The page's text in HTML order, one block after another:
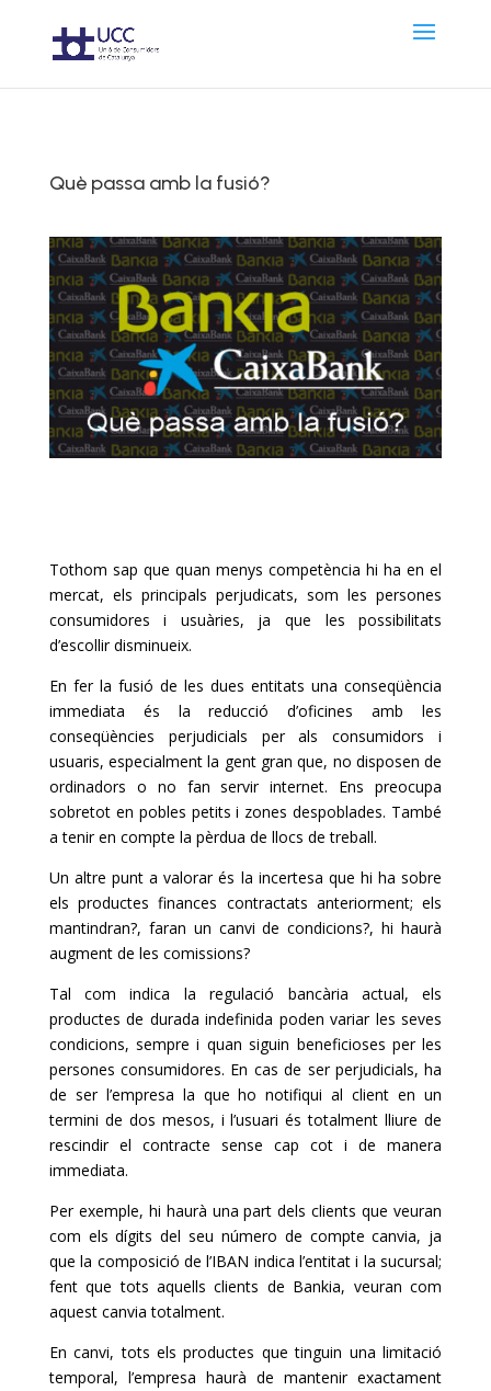
Què passa amb la fusió?
Tothom sap que quan menys competència hi ha en el
mercat, els principals perjudicats, som les persones
consumidores i usuàries, ja que les possibilitats
d’escollir disminueix.
En fer la fusió de les dues entitats una conseqüència
immediata és la reducció d’oficines amb les
conseqüències perjudicials per als consumidors i
usuaris, especialment la gent gran que, no disposen de
ordinadors o no fan servir internet. Ens preocupa
sobretot en pobles petits i zones despoblades. També
a tenir en compte la pèrdua de llocs de treball.
Un altre punt a valorar és la incertesa que hi ha sobre
els productes finances contractats anteriorment; els
mantindran?, faran un canvi de condicions?, hi haurà
augment de les comissions?
Tal com indica la regulació bancària actual, els
productes de durada indefinida poden variar les seves
condicions, sempre i quan siguin beneficioses per les
persones consumidores. En cas de ser perjudicials, ha
de ser l’empresa la que ho notifiqui al client en un
termini de dos mesos, i l’usuari és totalment lliure de
rescindir el contracte sense cap cot i de manera
immediata.
Per exemple, hi haurà una part dels clients que veuran
com els dígits del seu número de compte canvia, ja
que la composició de l’IBAN indica l’entitat i la sucursal;
fent que tots aquells clients de Bankia, veuran com
aquest canvia totalment.
En canvi, tots els productes que tinguin una limitació
temporal, l’empresa haurà de mantenir exactament